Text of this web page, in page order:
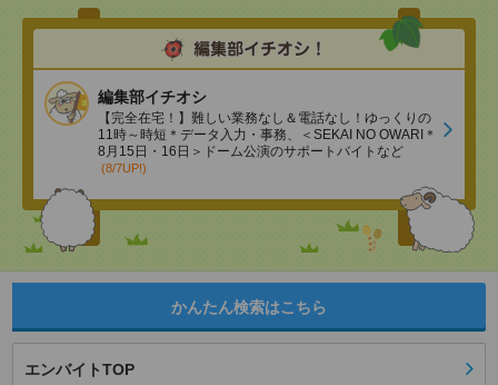
編集部イチオシ
【完全在宅！】難しい業務なし＆電話なし！ゆっくりの
11時～時短＊データ入力・事務、＜SEKAI NO OWARI＊
8月15日・16日＞ドーム公演のサポートバイトなど
(8/7UP!)
かんたん検索はこちら
エンバイトTOP